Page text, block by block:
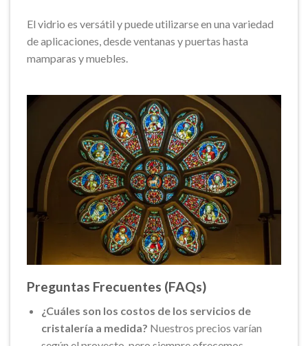
El vidrio es versátil y puede utilizarse en una variedad
de aplicaciones, desde ventanas y puertas hasta
mamparas y muebles.
Preguntas Frecuentes (FAQs)
¿Cuáles son los costos de los servicios de
cristalería a medida? Nuestros precios varían